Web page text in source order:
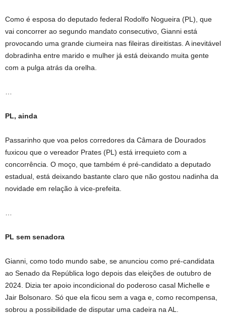
Como é esposa do deputado federal Rodolfo Nogueira (PL), que
vai concorrer ao segundo mandato consecutivo, Gianni está
provocando uma grande ciumeira nas fileiras direitistas. A inevitável
dobradinha entre marido e mulher já está deixando muita gente
com a pulga atrás da orelha.
…
PL, ainda
Passarinho que voa pelos corredores da Câmara de Dourados
fuxicou que o vereador Prates (PL) está irrequieto com a
concorrência. O moço, que também é pré-candidato a deputado
estadual, está deixando bastante claro que não gostou nadinha da
novidade em relação à vice-prefeita.
…
PL sem senadora
Gianni, como todo mundo sabe, se anunciou como pré-candidata
ao Senado da República logo depois das eleições de outubro de
2024. Dizia ter apoio incondicional do poderoso casal Michelle e
Jair Bolsonaro. Só que ela ficou sem a vaga e, como recompensa,
sobrou a possibilidade de disputar uma cadeira na AL.